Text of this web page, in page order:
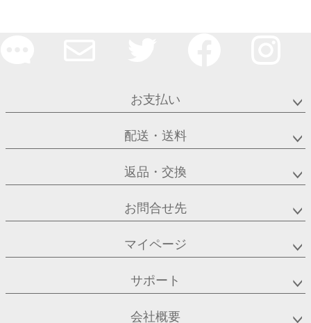
お支払い
配送・送料
返品・交換
お問合せ先
マイページ
サポート
会社概要